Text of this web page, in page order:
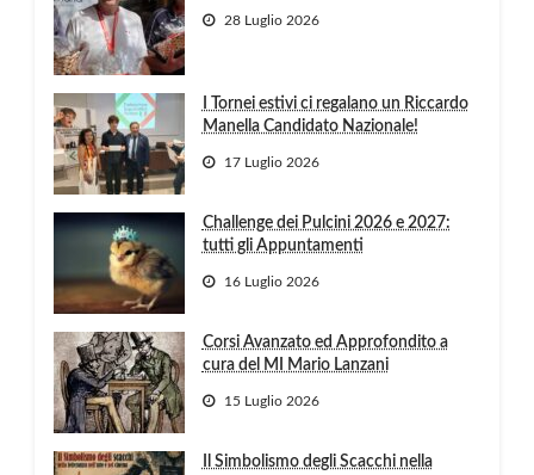
28 Luglio 2026
I Tornei estivi ci regalano un Riccardo
Manella Candidato Nazionale!
17 Luglio 2026
Challenge dei Pulcini 2026 e 2027:
tutti gli Appuntamenti
16 Luglio 2026
Corsi Avanzato ed Approfondito a
cura del MI Mario Lanzani
15 Luglio 2026
Il Simbolismo degli Scacchi nella